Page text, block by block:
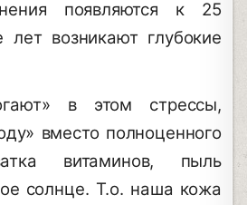
появляются к 25
возникают глубокие
в этом стрессы,
вместо полноценного
витаминов, пыль
солнце. Т.о. наша кожа